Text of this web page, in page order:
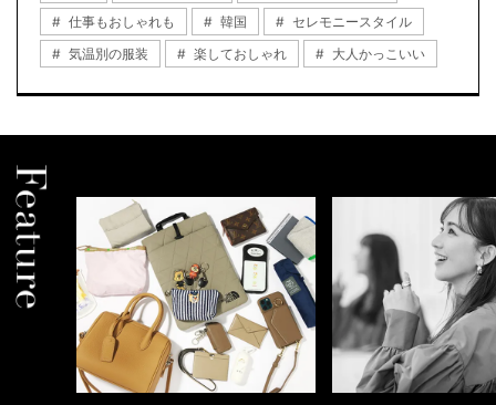
仕事もおしゃれも
韓国
セレモニースタイル
気温別の服装
楽しておしゃれ 大人かっこいい